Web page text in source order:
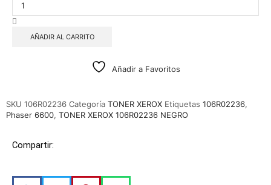
AÑADIR AL CARRITO
Añadir a Favoritos
SKU 106R02236 Categoría TONER XEROX Etiquetas 106R02236,
Phaser 6600, TONER XEROX 106R02236 NEGRO
Compartir: